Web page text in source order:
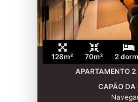
128m² 70m² 2
APARTAMENTO 2
CAPÃO DA